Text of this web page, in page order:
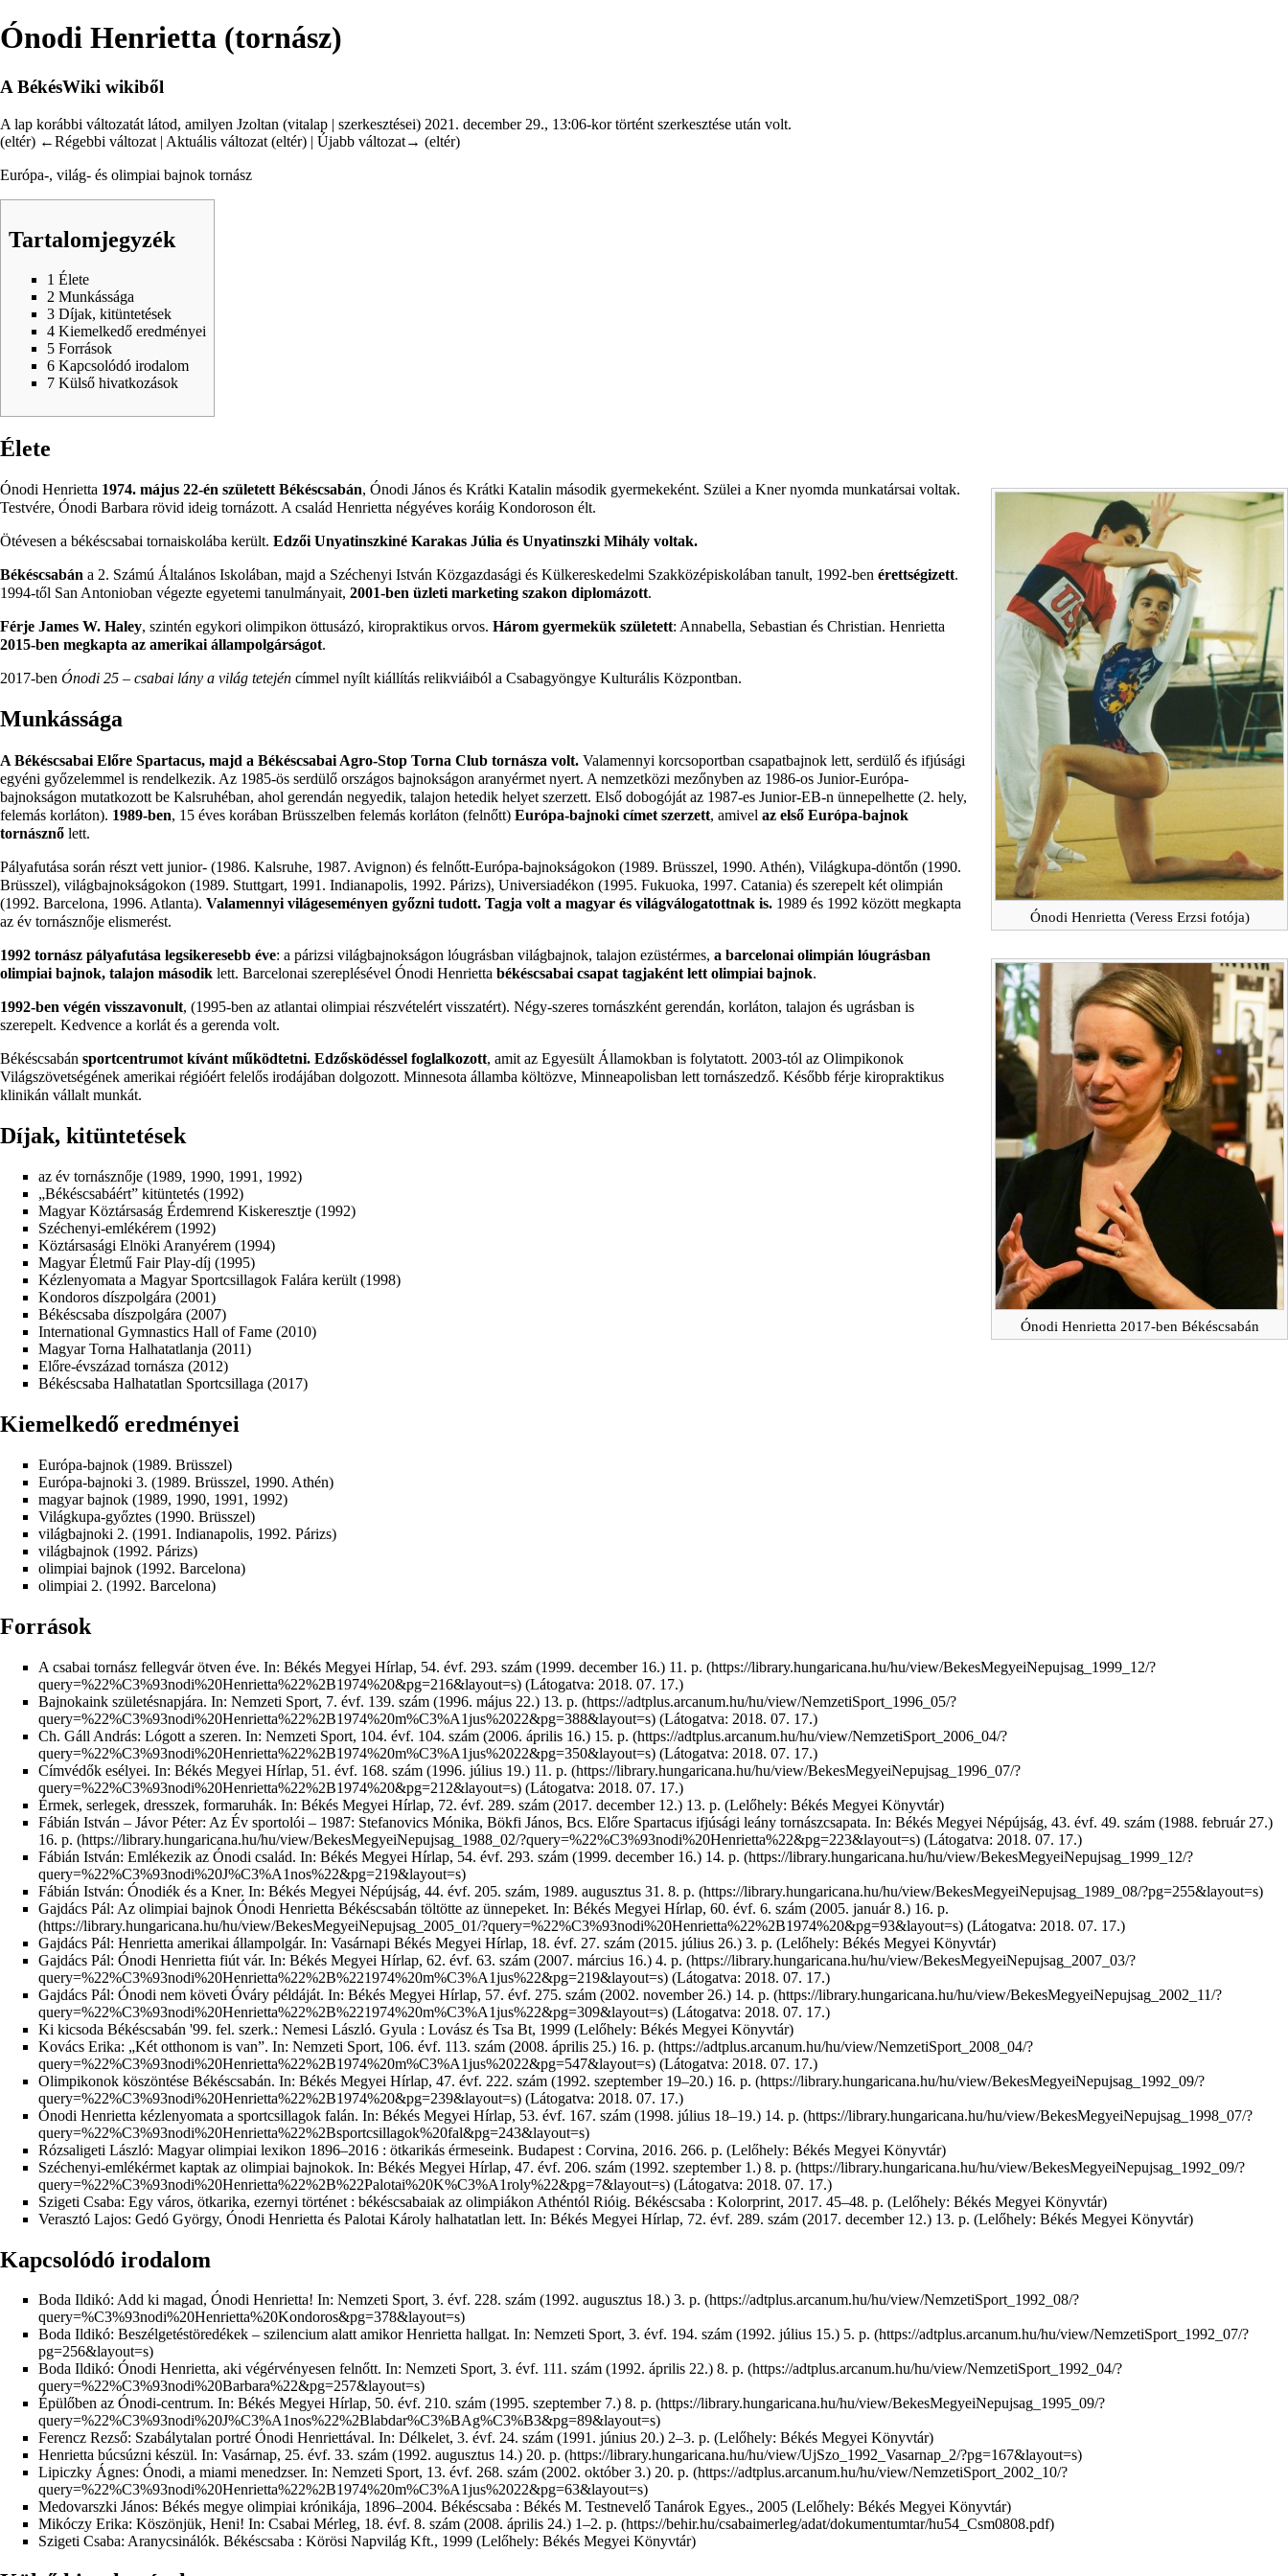
Ónodi Henrietta (tornász)
A BékésWiki wikiből
A lap korábbi változatát látod, amilyen Jzoltan (vitalap | szerkesztései) 2021. december 29., 13:06-kor történt szerkesztése után volt.
(eltér) ←Régebbi változat | Aktuális változat (eltér) | Újabb változat→ (eltér)
Európa-, világ- és olimpiai bajnok tornász
Tartalomjegyzék
1 Élete
2 Munkássága
3 Díjak, kitüntetések
4 Kiemelkedő eredményei
5 Források
6 Kapcsolódó irodalom
7 Külső hivatkozások
Élete
Ónodi Henrietta (Veress Erzsi fotója)
Ónodi Henrietta 2017-ben Békéscsabán
Ónodi Henrietta 1974. május 22-én születettBékéscsabán, Ónodi János és Krátki Katalin második gyermekeként. Szülei a Kner nyomda munkatársai voltak.
Testvére, Ónodi Barbara rövid ideig tornázott. A család Henrietta négyéves koráig Kondoroson élt.
Ötévesen a békéscsabai tornaiskolába került. Edzői Unyatinszkiné Karakas Júlia és Unyatinszki Mihály voltak.
Békéscsabán a 2. Számú Általános Iskolában, majd a Széchenyi István Közgazdasági és Külkereskedelmi Szakközépiskolában tanult, 1992-ben érettségizett.
1994-től San Antonioban végezte egyetemi tanulmányait, 2001-ben üzleti marketing szakon diplomázott.
Férje James W. Haley, szintén egykori olimpikon öttusázó, kiropraktikus orvos. Három gyermekük született: Annabella, Sebastian és Christian. Henrietta
2015-ben megkapta az amerikai állampolgárságot.
2017-ben Ónodi 25 – csabai lány a világ tetején címmel nyílt kiállítás relikviáiból a Csabagyöngye Kulturális Központban.
Munkássága
A Békéscsabai Előre Spartacus, majd a Békéscsabai Agro-Stop Torna Club tornásza volt. Valamennyi korcsoportban csapatbajnok lett, serdülő és ifjúsági
egyéni győzelemmel is rendelkezik. Az 1985-ös serdülő országos bajnokságon aranyérmet nyert. A nemzetközi mezőnyben az 1986-os Junior-Európa-
bajnokságon mutatkozott be Kalsruhéban, ahol gerendán negyedik, talajon hetedik helyet szerzett. Első dobogóját az 1987-es Junior-EB-n ünnepelhette (2. hely,
felemás korláton). 1989-ben, 15 éves korában Brüsszelben felemás korláton (felnőtt) Európa-bajnoki címet szerzett, amivel az első Európa-bajnok
tornásznő lett.
Pályafutása során részt vett junior- (1986. Kalsruhe, 1987. Avignon) és felnőtt-Európa-bajnokságokon (1989. Brüsszel, 1990. Athén), Világkupa-döntőn (1990.
Brüsszel), világbajnokságokon (1989. Stuttgart, 1991. Indianapolis, 1992. Párizs), Universiadékon (1995. Fukuoka, 1997. Catania) és szerepelt két olimpián
(1992. Barcelona, 1996. Atlanta). Valamennyi világeseményen győzni tudott. Tagja volt a magyar és világválogatottnak is. 1989 és 1992 között megkapta
az év tornásznője elismerést.
1992 tornász pályafutása legsikeresebb éve: a párizsi világbajnokságon lóugrásban világbajnok, talajon ezüstérmes, a barcelonai olimpián lóugrásban
olimpiai bajnok, talajon második lett. Barcelonai szereplésével Ónodi Henrietta békéscsabai csapat tagjaként lett olimpiai bajnok.
1992-ben végén visszavonult, (1995-ben az atlantai olimpiai részvételért visszatért). Négy-szeres tornászként gerendán, korláton, talajon és ugrásban is
szerepelt. Kedvence a korlát és a gerenda volt.
Békéscsabán sportcentrumot kívánt működtetni. Edzősködéssel foglalkozott, amit az Egyesült Államokban is folytatott. 2003-tól az Olimpikonok
Világszövetségének amerikai régióért felelős irodájában dolgozott. Minnesota államba költözve, Minneapolisban lett tornászedző. Később férje kiropraktikus
klinikán vállalt munkát.
Díjak, kitüntetések
az év tornásznője (1989, 1990, 1991, 1992)
„Békéscsabáért” kitüntetés (1992)
Magyar Köztársaság Érdemrend Kiskeresztje (1992)
Széchenyi-emlékérem (1992)
Köztársasági Elnöki Aranyérem (1994)
Magyar Életmű Fair Play-díj (1995)
Kézlenyomata a Magyar Sportcsillagok Falára került (1998)
Kondoros díszpolgára (2001)
Békéscsaba díszpolgára (2007)
International Gymnastics Hall of Fame (2010)
Magyar Torna Halhatatlanja (2011)
Előre-évszázad tornásza (2012)
Békéscsaba Halhatatlan Sportcsillaga (2017)
Kiemelkedő eredményei
Európa-bajnok (1989. Brüsszel)
Európa-bajnoki 3. (1989. Brüsszel, 1990. Athén)
magyar bajnok (1989, 1990, 1991, 1992)
Világkupa-győztes (1990. Brüsszel)
világbajnoki 2. (1991. Indianapolis, 1992. Párizs)
világbajnok (1992. Párizs)
olimpiai bajnok (1992. Barcelona)
olimpiai 2. (1992. Barcelona)
Források
A csabai tornász fellegvár ötven éve. In: Békés Megyei Hírlap, 54. évf. 293. szám (1999. december 16.) 11. p.
(Látogatva: 2018. 07. 17.)
Bajnokaink születésnapjára. In: Nemzeti Sport, 7. évf. 139. szám (1996. május 22.) 13. p.
(Látogatva: 2018. 07. 17.)
Ch. Gáll András: Lógott a szeren. In: Nemzeti Sport, 104. évf. 104. szám (2006. április 16.) 15. p.
(Látogatva: 2018. 07. 17.)
Címvédők esélyei. In: Békés Megyei Hírlap, 51. évf. 168. szám (1996. július 19.) 11. p.
(Látogatva: 2018. 07. 17.)
Érmek, serlegek, dresszek, formaruhák. In: Békés Megyei Hírlap, 72. évf. 289. szám (2017. december 12.) 13. p. (Lelőhely: Békés Megyei Könyvtár)
Fábián István – Jávor Péter: Az Év sportolói – 1987: Stefanovics Mónika, Bökfi János, Bcs. Előre Spartacus ifjúsági leány tornászcsapata. In: Békés Megyei Népújság, 43. évf. 49. szám (1988. február 27.)
16. p.
(Látogatva: 2018. 07. 17.)
Fábián István: Emlékezik az Ónodi család. In: Békés Megyei Hírlap, 54. évf. 293. szám (1999. december 16.) 14. p.
Fábián István: Ónodiék és a Kner. In: Békés Megyei Népújság, 44. évf. 205. szám, 1989. augusztus 31. 8. p.
Gajdács Pál: Az olimpiai bajnok Ónodi Henrietta Békéscsabán töltötte az ünnepeket. In: Békés Megyei Hírlap, 60. évf. 6. szám (2005. január 8.) 16. p.
(Látogatva: 2018. 07. 17.)
Gajdács Pál: Henrietta amerikai állampolgár. In: Vasárnapi Békés Megyei Hírlap, 18. évf. 27. szám (2015. július 26.) 3. p. (Lelőhely: Békés Megyei Könyvtár)
Gajdács Pál: Ónodi Henrietta fiút vár. In: Békés Megyei Hírlap, 62. évf. 63. szám (2007. március 16.) 4. p.
(Látogatva: 2018. 07. 17.)
Gajdács Pál: Ónodi nem követi Óváry példáját. In: Békés Megyei Hírlap, 57. évf. 275. szám (2002. november 26.) 14. p.
(Látogatva: 2018. 07. 17.)
Ki kicsoda Békéscsabán '99. fel. szerk.: Nemesi László. Gyula : Lovász és Tsa Bt, 1999 (Lelőhely: Békés Megyei Könyvtár)
Kovács Erika: „Két otthonom is van”. In: Nemzeti Sport, 106. évf. 113. szám (2008. április 25.) 16. p.
(Látogatva: 2018. 07. 17.)
Olimpikonok köszöntése Békéscsabán. In: Békés Megyei Hírlap, 47. évf. 222. szám (1992. szeptember 19–20.) 16. p.
(Látogatva: 2018. 07. 17.)
Ónodi Henrietta kézlenyomata a sportcsillagok falán. In: Békés Megyei Hírlap, 53. évf. 167. szám (1998. július 18–19.) 14. p.
Rózsaligeti László: Magyar olimpiai lexikon 1896–2016 : ötkarikás érmeseink. Budapest : Corvina, 2016. 266. p. (Lelőhely: Békés Megyei Könyvtár)
Széchenyi-emlékérmet kaptak az olimpiai bajnokok. In: Békés Megyei Hírlap, 47. évf. 206. szám (1992. szeptember 1.) 8. p.
(Látogatva: 2018. 07. 17.)
Szigeti Csaba: Egy város, ötkarika, ezernyi történet : békéscsabaiak az olimpiákon Athéntól Rióig. Békéscsaba : Kolorprint, 2017. 45–48. p. (Lelőhely: Békés Megyei Könyvtár)
Verasztó Lajos: Gedó György, Ónodi Henrietta és Palotai Károly halhatatlan lett. In: Békés Megyei Hírlap, 72. évf. 289. szám (2017. december 12.) 13. p. (Lelőhely: Békés Megyei Könyvtár)
Kapcsolódó irodalom
Boda Ildikó: Add ki magad, Ónodi Henrietta! In: Nemzeti Sport, 3. évf. 228. szám (1992. augusztus 18.) 3. p.
Boda Ildikó: Beszélgetéstöredékek – szilencium alatt amikor Henrietta hallgat. In: Nemzeti Sport, 3. évf. 194. szám (1992. július 15.) 5. p.
Boda Ildikó: Ónodi Henrietta, aki végérvényesen felnőtt. In: Nemzeti Sport, 3. évf. 111. szám (1992. április 22.) 8. p.
Épülőben az Ónodi-centrum. In: Békés Megyei Hírlap, 50. évf. 210. szám (1995. szeptember 7.) 8. p.
Ferencz Rezső: Szabálytalan portré Ónodi Henriettával. In: Délkelet, 3. évf. 24. szám (1991. június 20.) 2–3. p. (Lelőhely: Békés Megyei Könyvtár)
Henrietta búcsúzni készül. In: Vasárnap, 25. évf. 33. szám (1992. augusztus 14.) 20. p.
Lipiczky Ágnes: Ónodi, a miami menedzser. In: Nemzeti Sport, 13. évf. 268. szám (2002. október 3.) 20. p.
Medovarszki János: Békés megye olimpiai krónikája, 1896–2004. Békéscsaba : Békés M. Testnevelő Tanárok Egyes., 2005 (Lelőhely: Békés Megyei Könyvtár)
Mikóczy Erika: Köszönjük, Heni! In: Csabai Mérleg, 18. évf. 8. szám (2008. április 24.) 1–2. p.
Szigeti Csaba: Aranycsinálók. Békéscsaba : Körösi Napvilág Kft., 1999 (Lelőhely: Békés Megyei Könyvtár)